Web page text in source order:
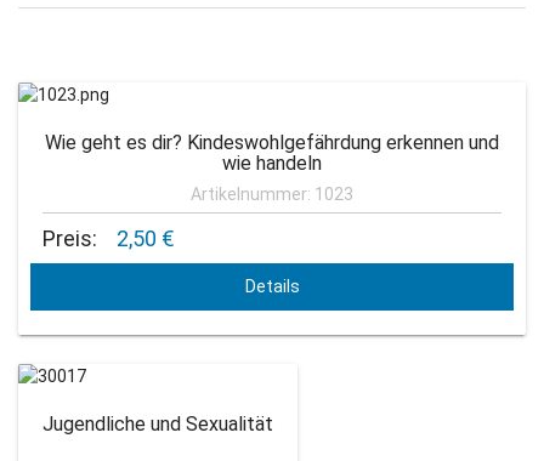
Wie geht es dir? Kindeswohlgefährdung erkennen und
wie handeln
Artikelnummer: 1023
Preis: 2,50 €
Details
Jugendliche und Sexualität